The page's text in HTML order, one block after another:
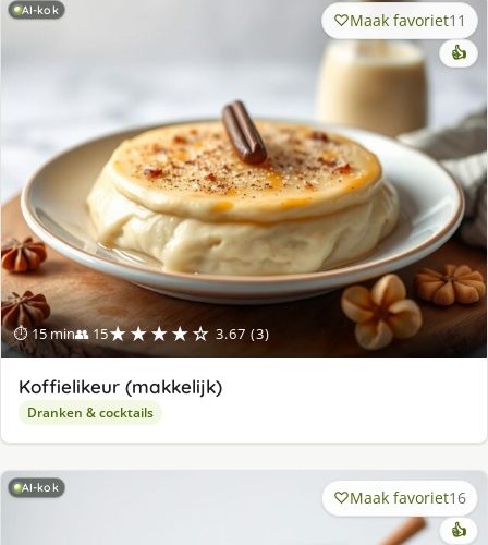
AI-kok
⏱ 15 min👥 15★★★★☆ 3.67 (3)
Maak favoriet11
👍
Koffielikeur (makkelijk)
Dranken & cocktails
AI-kok Maak favoriet16
👍